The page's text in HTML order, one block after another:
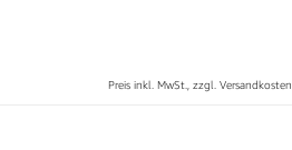
Preis inkl. MwSt., zzgl. Versandkosten